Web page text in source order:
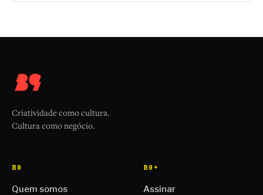
Criatividade como cultura.
Cultura como negócio.
B9
Quem somos
B9+
Assinar